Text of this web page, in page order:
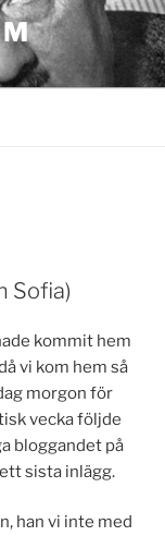
Sofia)
kommit hem
vi kom hem så
morgon för
vecka följde
bloggandet på
sista inlägg.
han vi inte med